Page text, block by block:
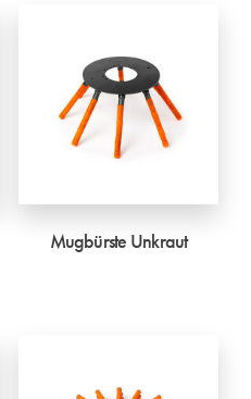
Mugbürste Unkraut